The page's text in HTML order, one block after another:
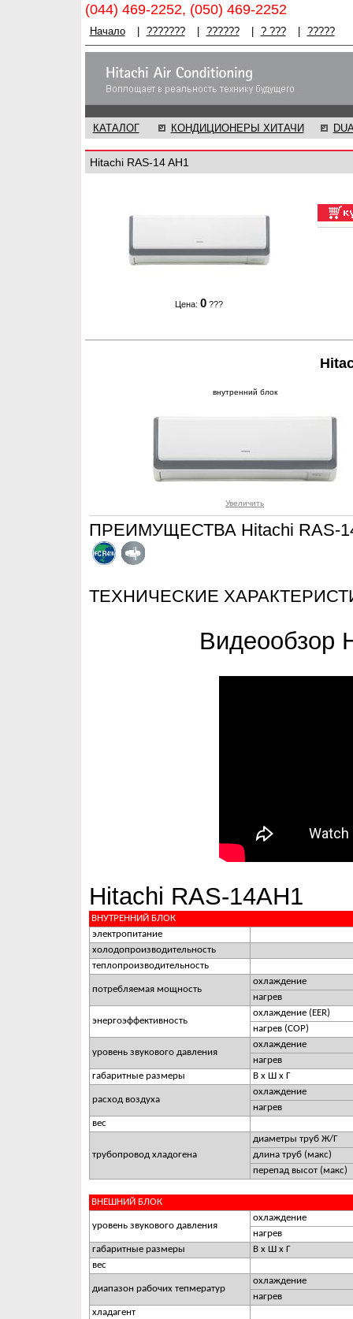
(044) 469-2252, (050) 469-2252
Начало ??????? ?????? ? ??? ?????
КАТАЛОГ КОНДИЦИОНЕРЫ ХИТАЧИ
Hitachi RAS-14 AH1
Цена: 0 ???
внутренний блок
Увеличить
ПРЕИМУЩЕСТВА Hitachi RAS-
ТЕХНИЧЕСКИЕ
Видеообзор
Hitachi RAS-14AH1
ВНУТРЕННИЙ БЛОК
электропитание
холодопроизводительность
теплопроизводительность
потребляемая мощность
охлаждение
нагрев
энергоэффективность
охлаждение (EER)
нагрев (COP)
уровень звукового давления
охлаждение
нагрев
габаритные размеры
В х Ш х Г
расход воздуха
охлаждение
нагрев
вес
трубопровод хладогена
диаметры труб Ж/Г
длина труб (макс)
перепад высот (макс)
ВНЕШНИЙ БЛОК
уровень звукового давления
охлаждение
нагрев
габаритные размеры
В х Ш х Г
вес
диапазон рабочих тепмератур
охлаждение
нагрев
хладагент